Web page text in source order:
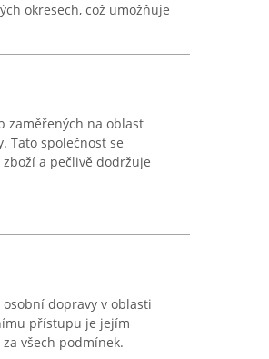
okresech, což umožňuje
zaměřených na oblast
Tato společnost se
a pečlivě dodržuje
dopravy v oblasti
přístupu je jejím
všech podmínek.